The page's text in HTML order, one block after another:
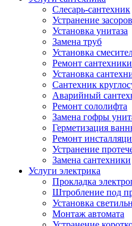
Слесарь-сантехник
Устранение
Установка унитаза
Замена труб
Установка
Ремонт сантехники
Установка
Сантехник
Аварийный
Ремонт сололифта
Замена гофры
Герметизация
Ремонт
Устранение
Замена сантехники
Услуги электрика
Прокладка
Штробление под
Установка
Монтаж автомата